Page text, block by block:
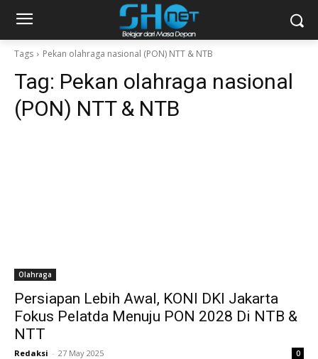
Tags Pekan olahraga nasional (PON) NTT & NTB
Tag: Pekan olahraga nasional
(PON) NTT & NTB
Olahraga
Persiapan Lebih Awal, KONI DKI Jakarta
Fokus Pelatda Menuju PON 2028 Di NTB &
NTT
Redaksi - 27 May 2025 0